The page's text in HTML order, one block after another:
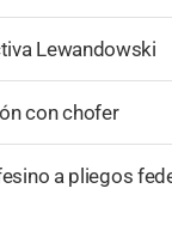
Lewandowski
con chofer
a pliegos